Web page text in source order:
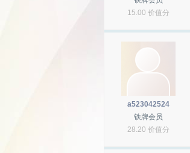
15.00 价值分
a523042524
铁牌会员
28.20 价值分